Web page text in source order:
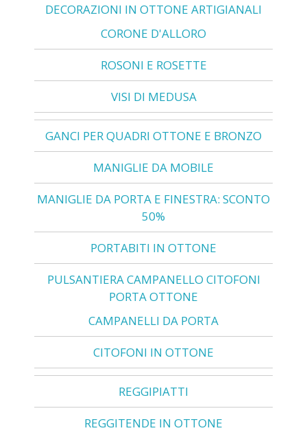
DECORAZIONI IN OTTONE ARTIGIANALI
CORONE D'ALLORO
ROSONI E ROSETTE
VISI DI MEDUSA
GANCI PER QUADRI OTTONE E BRONZO
MANIGLIE DA MOBILE
MANIGLIE DA PORTA E FINESTRA: SCONTO
50%
PORTABITI IN OTTONE
PULSANTIERA CAMPANELLO CITOFONI
PORTA OTTONE
CAMPANELLI DA PORTA
CITOFONI IN OTTONE
REGGIPIATTI
REGGITENDE IN OTTONE